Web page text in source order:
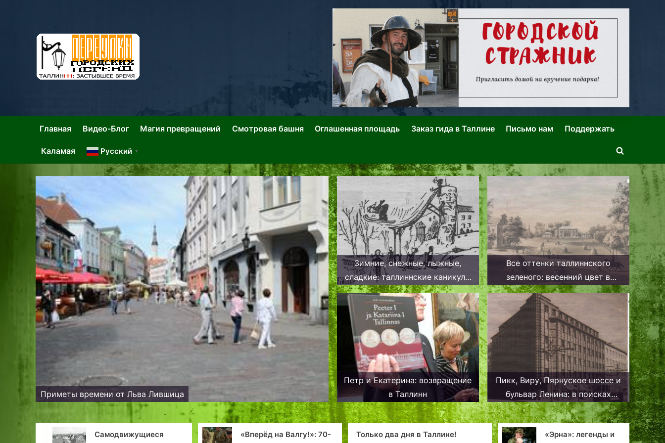
Таллин: Переулки Городских Легенд
Главная Видео-Блог Магия превращений Смотровая башня Оглашенная площадь Заказ гида в Таллине Письмо нам Поддержать
Каламая Русский ▼
Toggle
search
form
Приметы времени от Льва Лившица
Зимние, снежные, лыжные,
сладкие: таллиннские каникулы
полувековой давности
Все оттенки таллиннского
зеленого: весенний цвет в
палитре столицы
Петр и Екатерина: возвращение
в Таллинн
Пикк, Виру, Пярнуское шоссе и
бульвар Ленина: в поисках
самой главной таллиннской
улицы
«Вперёд на Валгу!»: 70-
Только два дня в Таллине!
«Эрна»: легенды и
Почти во сне и наяву.